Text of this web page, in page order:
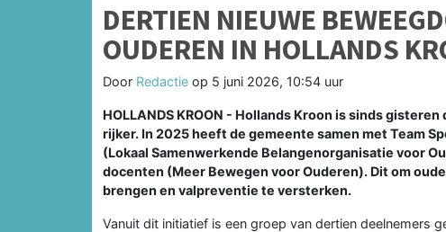
DERTIEN NIEUWE
OUDEREN IN HOLLANDS
Door Redactie op 5 juni 2026, 10:54 uur
HOLLANDS KROON - Hollands Kroon is sinds
rijker. In 2025 heeft de gemeente samen met Team
(Lokaal Samenwerkende Belangenorganisatie voor
docenten (Meer Bewegen voor Ouderen). Dit om
brengen en valpreventie te versterken.
Vanuit dit initiatief is een groep van dertien deelnemers